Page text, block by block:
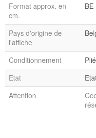
Format approx. en
cm.
BE
Pays d'origine de
l'affiche
Conditionnement
Etat
Attention